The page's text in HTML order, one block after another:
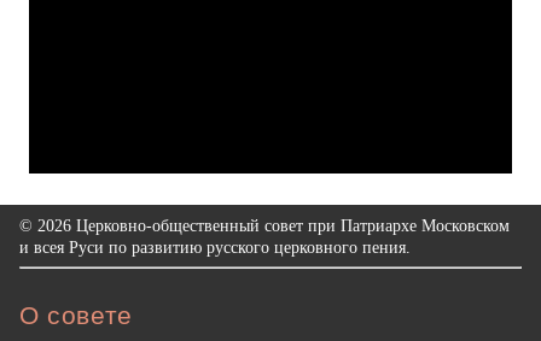
© 2026 Церковно-общественный совет при Патриархе Московском
и всея Руси по развитию русского церковного пения.
О совете